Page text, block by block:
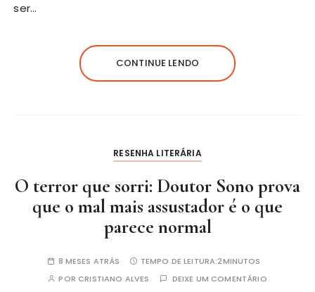
ser…
CONTINUE LENDO
RESENHA LITERÁRIA
O terror que sorri: Doutor Sono prova
que o mal mais assustador é o que
parece normal
8 MESES ATRÁS TEMPO DE LEITURA:2MINUTOS
POR CRISTIANO ALVES DEIXE UM COMENTÁRIO